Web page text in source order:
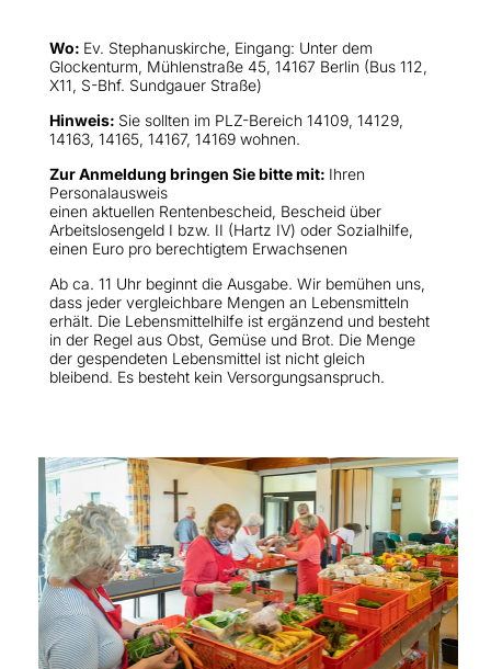
Wo: Ev. Stephanuskirche, Eingang: Unter dem
Glockenturm, Mühlenstraße 45, 14167 Berlin (Bus 112,
X11, S-Bhf. Sundgauer Straße)
Hinweis: Sie sollten im PLZ-Bereich 14109, 14129,
14163, 14165, 14167, 14169 wohnen.
Zur Anmeldung bringen Sie bitte mit: Ihren
Personalausweis
einen aktuellen Rentenbescheid, Bescheid über
Arbeitslosengeld I bzw. II (Hartz IV) oder Sozialhilfe,
einen Euro pro berechtigtem Erwachsenen
Ab ca. 11 Uhr beginnt die Ausgabe. Wir bemühen uns,
dass jeder vergleichbare Mengen an Lebensmitteln
erhält. Die Lebensmittelhilfe ist ergänzend und besteht
in der Regel aus Obst, Gemüse und Brot. Die Menge
der gespendeten Lebensmittel ist nicht gleich
bleibend. Es besteht kein Versorgungsanspruch.